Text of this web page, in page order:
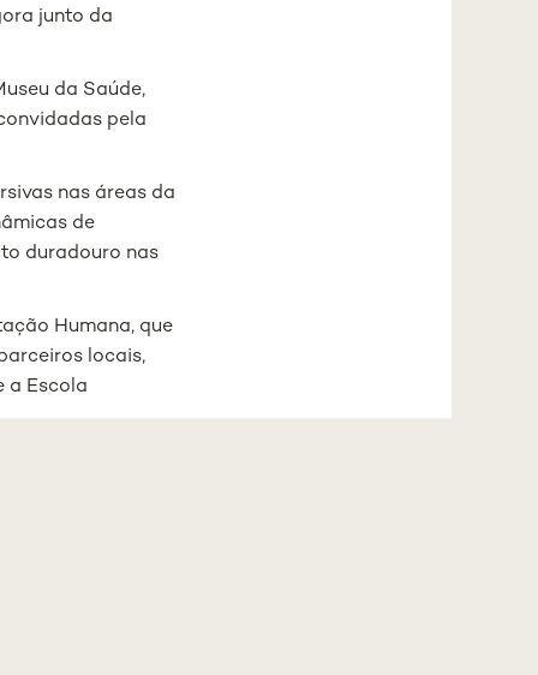
junto da
da Saúde,
pela
nas áreas da
de
duradouro nas
Humana, que
locais,
a Escola